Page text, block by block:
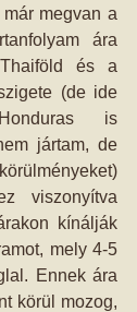
megvan a
ára
és a
(de ide
is
jártam, de
viszonyítva
kínálják
mely 4-5
Ennek ára
körül mozog,